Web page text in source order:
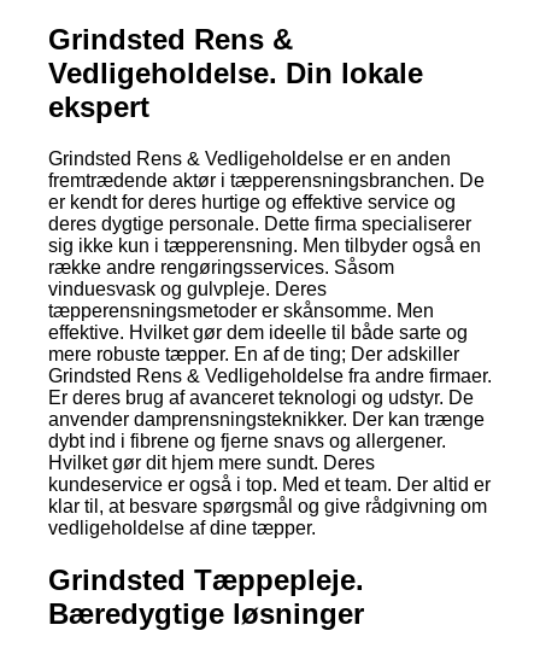
Grindsted Rens &
Vedligeholdelse. Din lokale
ekspert
Grindsted Rens & Vedligeholdelse er en anden
fremtrædende aktør i tæpperensningsbranchen. De
er kendt for deres hurtige og effektive service og
deres dygtige personale. Dette firma specialiserer
sig ikke kun i tæpperensning. Men tilbyder også en
række andre rengøringsservices. Såsom
vinduesvask og gulvpleje. Deres
tæpperensningsmetoder er skånsomme. Men
effektive. Hvilket gør dem ideelle til både sarte og
mere robuste tæpper. En af de ting; Der adskiller
Grindsted Rens & Vedligeholdelse fra andre firmaer.
Er deres brug af avanceret teknologi og udstyr. De
anvender damprensningsteknikker. Der kan trænge
dybt ind i fibrene og fjerne snavs og allergener.
Hvilket gør dit hjem mere sundt. Deres
kundeservice er også i top. Med et team. Der altid er
klar til, at besvare spørgsmål og give rådgivning om
vedligeholdelse af dine tæpper.
Grindsted Tæppepleje.
Bæredygtige løsninger